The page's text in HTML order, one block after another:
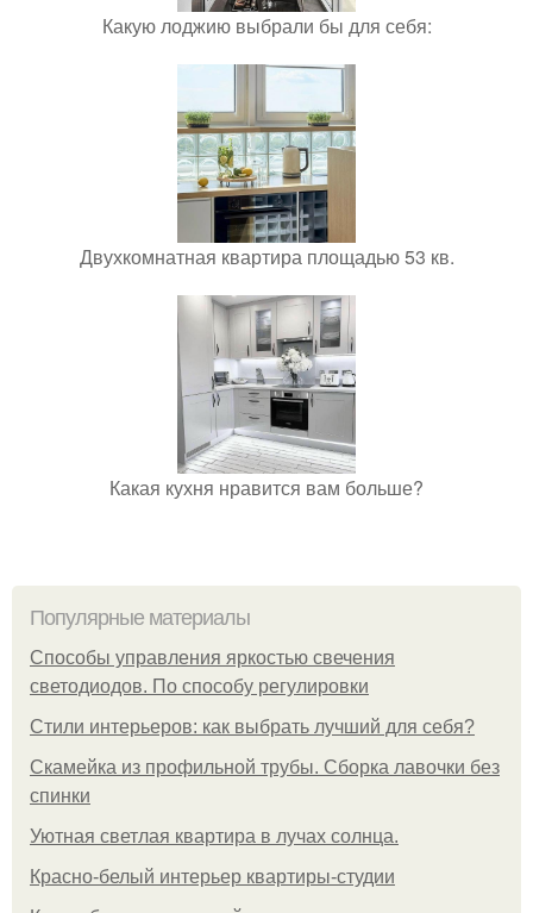
Какую лоджию выбрали бы для себя:
Двухкомнатная квартира площадью 53 кв.
Какая кухня нравится вам больше?
Популярные материалы
Способы управления яркостью свечения
светодиодов. По способу регулировки
Стили интерьеров: как выбрать лучший для себя?
Скамейка из профильной трубы. Сборка лавочки без
спинки
Уютная светлая квартира в лучах солнца.
Красно-белый интерьер квартиры-студии